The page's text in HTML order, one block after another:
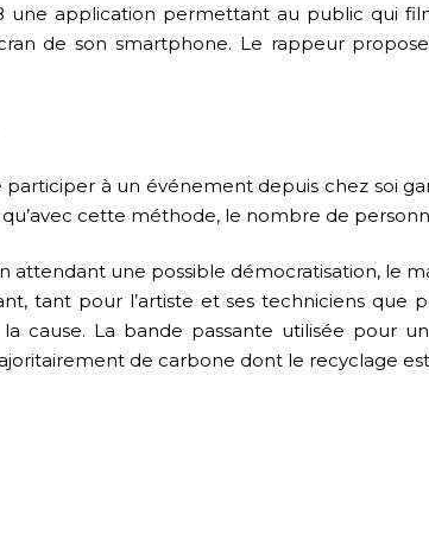
une application permettant au public qui
de son smartphone. Le rappeur
à un événement depuis chez soi
cette méthode, le nombre de
attendant une possible démocratisation, le
tant pour l’artiste et ses techniciens que
cause. La bande passante utilisée pour
de carbone dont le recyclage